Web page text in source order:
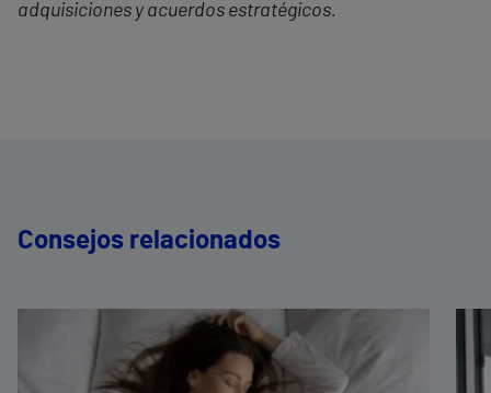
adquisiciones y acuerdos estratégicos.
Consejos relacionados